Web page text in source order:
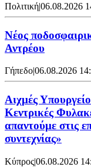
Πολιτική|06.08.2026
Νέος
Αντρέου
Γήπεδο|06.08.2026
Αιχμές
Κεντρικές
απαντούμε στις
συντεχνίας»
Κύπρος|06.08.2026